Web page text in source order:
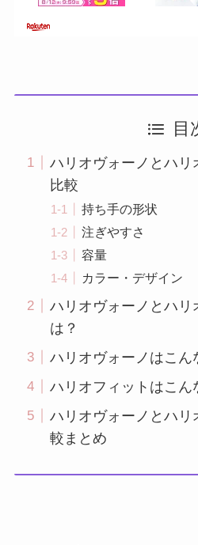
目
ハリオヴォーノとハリ
比較
持ち手の形状
注ぎやすさ
容量
カラー・デザイン
ハリオヴォーノとハリ
は？
ハリオヴォーノはこん
ハリオフィットはこん
ハリオヴォーノとハリ
較まとめ